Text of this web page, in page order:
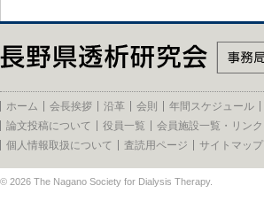
ホーム 会長挨拶 沿革 会則 年間スケジュール
論文投稿について
役員一覧 会員施設一覧・リンク
個人情報取扱について
査読用ページ サイトマップ
© 2026 The Nagano Society for Dialysis Therapy.